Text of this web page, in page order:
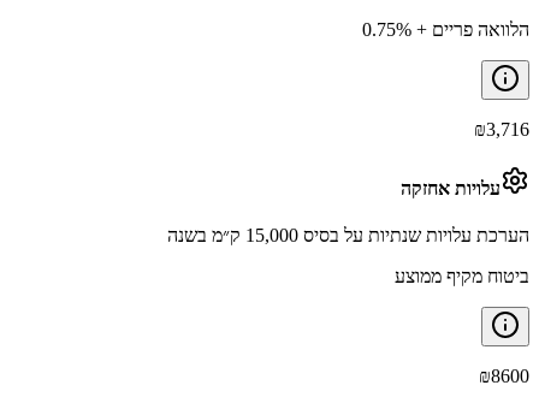
הלוואה פריים + 0.75%
₪3,716
עלויות אחזקה
הערכת עלויות שנתיות על בסיס 15,000 ק״מ בשנה
ביטוח מקיף ממוצע
₪8600